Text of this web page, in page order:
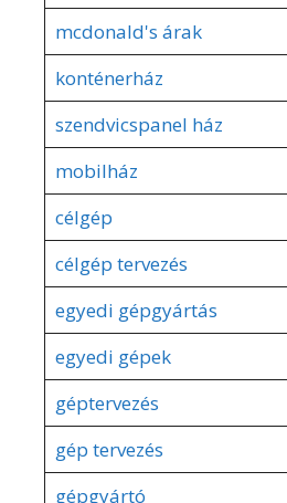
mcdonald's árak
konténerház
szendvicspanel ház
mobilház
célgép
célgép tervezés
egyedi gépgyártás
egyedi gépek
géptervezés
gép tervezés
gépgyártó